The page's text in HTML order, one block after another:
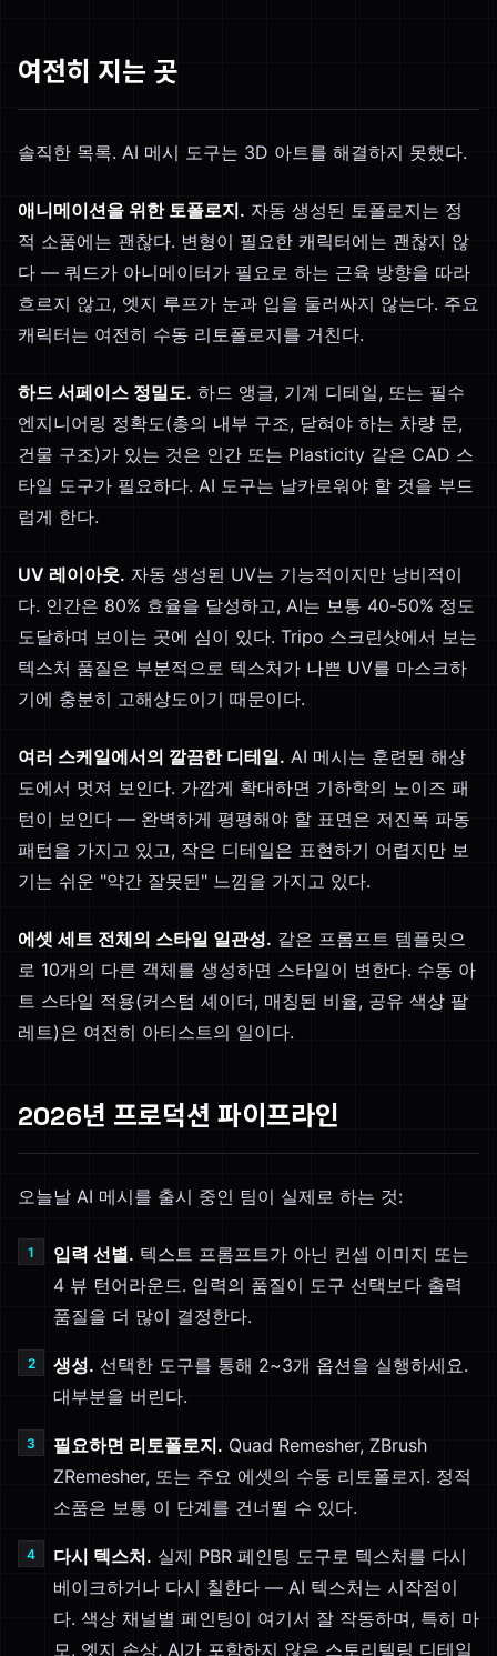
여전히 지는 곳
솔직한 목록. AI 메시 도구는 3D 아트를 해결하지 못했다.
애니메이션을 위한 토폴로지. 자동 생성된 토폴로지는 정
적 소품에는 괜찮다. 변형이 필요한 캐릭터에는 괜찮지 않
다 — 쿼드가 아니메이터가 필요로 하는 근육 방향을 따라
흐르지 않고, 엣지 루프가 눈과 입을 둘러싸지 않는다. 주요
캐릭터는 여전히 수동 리토폴로지를 거친다.
하드 서페이스 정밀도. 하드 앵글, 기계 디테일, 또는 필수
엔지니어링 정확도(총의 내부 구조, 닫혀야 하는 차량 문,
건물 구조)가 있는 것은 인간 또는 Plasticity 같은 CAD 스
타일 도구가 필요하다. AI 도구는 날카로워야 할 것을 부드
럽게 한다.
UV 레이아웃. 자동 생성된 UV는 기능적이지만 낭비적이
다. 인간은 80% 효율을 달성하고, AI는 보통 40-50% 정도
도달하며 보이는 곳에 심이 있다. Tripo 스크린샷에서 보는
텍스처 품질은 부분적으로 텍스처가 나쁜 UV를 마스크하
기에 충분히 고해상도이기 때문이다.
여러 스케일에서의 깔끔한 디테일. AI 메시는 훈련된 해상
도에서 멋져 보인다. 가깝게 확대하면 기하학의 노이즈 패
턴이 보인다 — 완벽하게 평평해야 할 표면은 저진폭 파동
패턴을 가지고 있고, 작은 디테일은 표현하기 어렵지만 보
기는 쉬운 "약간 잘못된" 느낌을 가지고 있다.
에셋 세트 전체의 스타일 일관성. 같은 프롬프트 템플릿으
로 10개의 다른 객체를 생성하면 스타일이 변한다. 수동 아
트 스타일 적용(커스텀 셰이더, 매칭된 비율, 공유 색상 팔
레트)은 여전히 아티스트의 일이다.
2026년 프로덕션 파이프라인
오늘날 AI 메시를 출시 중인 팀이 실제로 하는 것:
입력 선별. 텍스트 프롬프트가 아닌 컨셉 이미지 또는
4 뷰 턴어라운드. 입력의 품질이 도구 선택보다 출력
품질을 더 많이 결정한다.
생성. 선택한 도구를 통해 2~3개 옵션을 실행하세요.
대부분을 버린다.
필요하면 리토폴로지. Quad Remesher, ZBrush
ZRemesher, 또는 주요 에셋의 수동 리토폴로지. 정적
소품은 보통 이 단계를 건너뛸 수 있다.
다시 텍스처. 실제 PBR 페인팅 도구로 텍스처를 다시
베이크하거나 다시 칠한다 — AI 텍스처는 시작점이
다. 색상 채널별 페인팅이 여기서 잘 작동하며, 특히 마
모, 엣지 손상, AI가 포함하지 않은 스토리텔링 디테일